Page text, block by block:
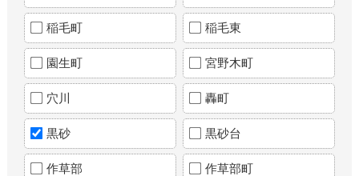
稲毛町 稲毛東
園生町 宮野木町
穴川 轟町
黒砂 黒砂台
作草部 作草部町